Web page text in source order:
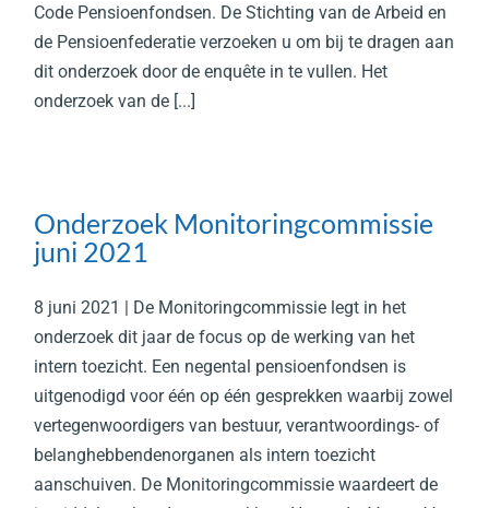
Code Pensioenfondsen. De Stichting van de Arbeid en
de Pensioenfederatie verzoeken u om bij te dragen aan
dit onderzoek door de enquête in te vullen. Het
onderzoek van de [...]
Onderzoek Monitoringcommissie
juni 2021
8 juni 2021 | De Monitoringcommissie legt in het
onderzoek dit jaar de focus op de werking van het
intern toezicht. Een negental pensioenfondsen is
uitgenodigd voor één op één gesprekken waarbij zowel
vertegenwoordigers van bestuur, verantwoordings- of
belanghebbendenorganen als intern toezicht
aanschuiven. De Monitoringcommissie waardeert de